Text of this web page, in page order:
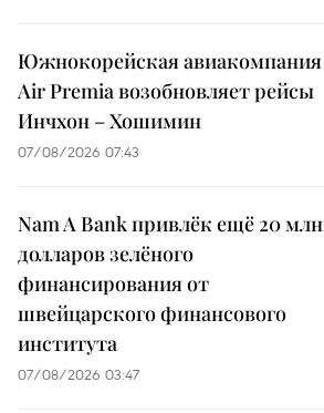
Южнокорейская авиакомпания
Air Premia возобновляет рейсы
Инчхон – Хошимин
07/08/2026 07:43
Nam A Bank привлёк ещё 20 млн
долларов зелёного
финансирования от
швейцарского финансового
института
07/08/2026 03:47